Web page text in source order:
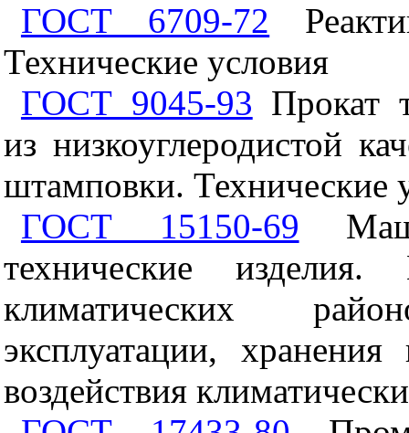
ГОСТ 6709-72
Технические условия
ГОСТ 9045-93 Прокат
из низкоуглеродистой
штамповки. Технические
ГОСТ 15150-69
технические
климатических
эксплуатации,
воздействия